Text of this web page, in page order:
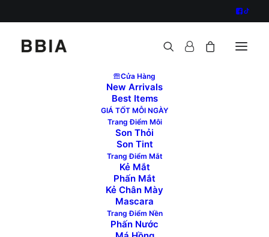
Cửa Hàng
New Arrivals
Best Items
GIÁ TỐT MỖI NGÀY
Trang Điểm Môi
Son Thỏi
Son Tint
Trang Điểm Mắt
Kẻ Mắt
Phấn Mắt
Kẻ Chân Mày
Mascara
Trang Điểm Nền
Phấn Nước
Đăng nhập